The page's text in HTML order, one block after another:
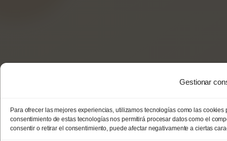
Gestionar
Para ofrecer las mejores experiencias, utilizamos tecnologías como las
consentimiento de estas tecnologías nos permitirá procesar datos como el
consentir o retirar el consentimiento, puede afectar negativamente a ciertas